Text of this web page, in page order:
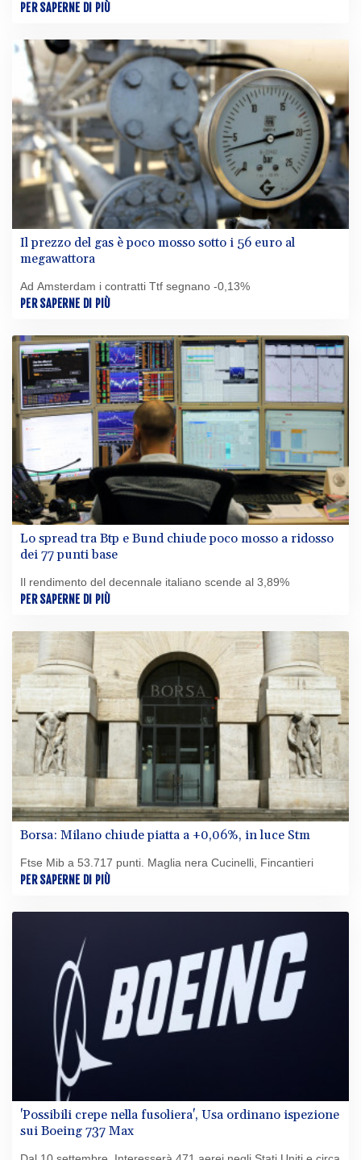
PER SAPERNE DI PIÙ
Il prezzo del gas è poco mosso sotto i 56 euro al
megawattora
Ad Amsterdam i contratti Ttf segnano -0,13%
PER SAPERNE DI PIÙ
Lo spread tra Btp e Bund chiude poco mosso a ridosso
dei 77 punti base
Il rendimento del decennale italiano scende al 3,89%
PER SAPERNE DI PIÙ
Borsa: Milano chiude piatta a +0,06%, in luce Stm
Ftse Mib a 53.717 punti. Maglia nera Cucinelli, Fincantieri
PER SAPERNE DI PIÙ
'Possibili crepe nella fusoliera', Usa ordinano ispezione
sui Boeing 737 Max